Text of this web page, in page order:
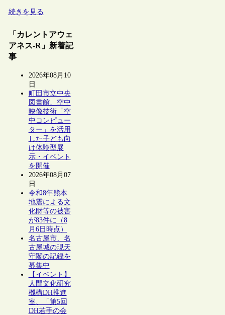
続きを見る
「カレントアウェ
アネス-R」新着記
事
2026年08月10
日
町田市立中央
図書館、空中
映像技術「空
中コンピュー
ター」を活用
した子ども向
け体験型展
示・イベント
を開催
2026年08月07
日
令和8年熊本
地震による文
化財等の被害
が83件に（8
月6日時点）
名古屋市、名
古屋城の現天
守閣の記録を
募集中
【イベント】
人間文化研究
機構DH推進
室、「第5回
DH若手の会